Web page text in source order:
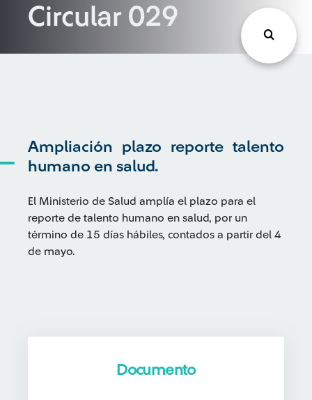
Circular 029
Ampliación plazo reporte talento
humano en salud.
El Ministerio de Salud amplía el plazo para el
reporte de talento humano en salud, por un
término de 15 días hábiles, contados a partir del 4
de mayo.
Documento